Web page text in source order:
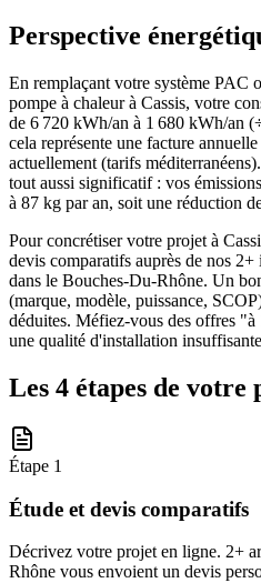
Perspective
En remplaçant votre système PAC
pompe à chaleur à Cassis, votre
de 6 720 kWh/an à 1 680 kWh/an
cela représente une facture
actuellement (tarifs
tout aussi significatif : vos
à 87 kg par an, soit une réduction
Pour concrétiser votre projet à
devis comparatifs auprès de nos
dans le Bouches-Du-Rhône. Un
(marque, modèle, puissance,
déduites. Méfiez-vous des offres
une qualité d'installation
Les 4 étapes de votre
Étape 1
Étude et devis comparatifs
Décrivez votre projet en ligne. 2+
Rhône vous envoient un devis